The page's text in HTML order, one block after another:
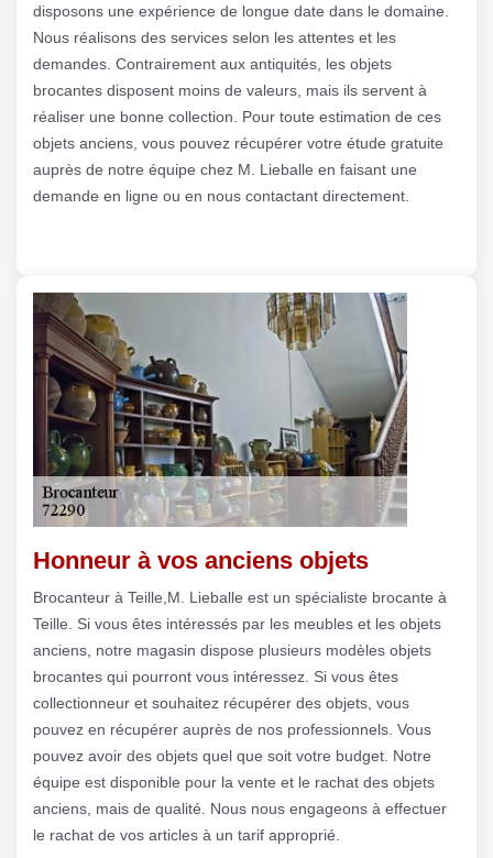
disposons une expérience de longue date dans le domaine.
Nous réalisons des services selon les attentes et les
demandes. Contrairement aux antiquités, les objets
brocantes disposent moins de valeurs, mais ils servent à
réaliser une bonne collection. Pour toute estimation de ces
objets anciens, vous pouvez récupérer votre étude gratuite
auprès de notre équipe chez M. Lieballe en faisant une
demande en ligne ou en nous contactant directement.
Honneur à vos anciens objets
Brocanteur à Teille,M. Lieballe est un spécialiste brocante à
Teille. Si vous êtes intéressés par les meubles et les objets
anciens, notre magasin dispose plusieurs modèles objets
brocantes qui pourront vous intéressez. Si vous êtes
collectionneur et souhaitez récupérer des objets, vous
pouvez en récupérer auprès de nos professionnels. Vous
pouvez avoir des objets quel que soit votre budget. Notre
équipe est disponible pour la vente et le rachat des objets
anciens, mais de qualité. Nous nous engageons à effectuer
le rachat de vos articles à un tarif approprié.